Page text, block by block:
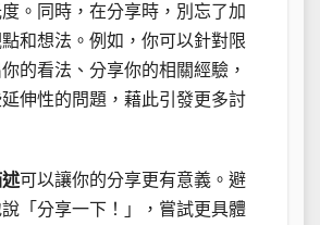
。同時，在分享時，別忘了加
和想法。例如，你可以針對限
的看法、分享你的相關經驗，
伸性的問題，藉此引發更多討
可以讓你的分享更有意義。避
「分享一下！」，嘗試更具體